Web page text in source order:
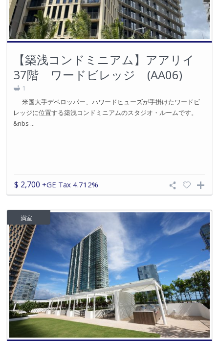
【築浅コンドミニアム】アアリイ
37階 ワードビレッジ (AA06)
1
米国大手デベロッパー、ハワードヒューズが手掛けたワードビ
レッジに位置する築浅コンドミニアムのスタジオ・ルームです。
&nbs ...
$ 2,700 +GE Tax 4.712%
満室